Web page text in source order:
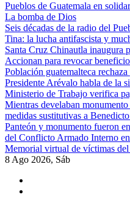
Pueblos de Guatemala en
La bomba de Dios
Seis décadas de la radio del
Tina: la lucha antifascista y
Santa Cruz Chinautla inaugura
Accionan para revocar
Población guatemalteca
Presidente Arévalo habla de la
Ministerio de Trabajo verifica
Mientras develaban
medidas sustitutivas a
Panteón y monumento fueron
del Conflicto Armado Interno
Memorial virtual de víctimas
8 Ago 2026, Sáb